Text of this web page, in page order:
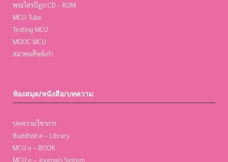
พระไตรปิฎก CD – ROM
MCU Tube
Testing MCU
MOOC MCU
สมาคมศิษย์เก่า
ห้องสมุด/หนังสือ/บทความ
บทความวิชาการ
Buddhist e – Library
MCU e – BOOK
MCU e – Journals System